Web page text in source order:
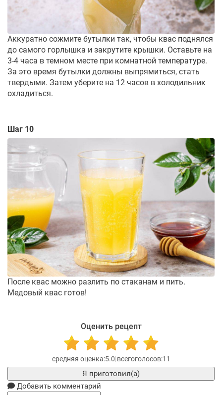
Аккуратно сожмите бутылки так, чтобы квас поднялся
до самого горлышка и закрутите крышки. Оставьте на
3-4 часа в темном месте при комнатной температуре.
За это время бутылки должны выпрямиться, стать
твердыми. Затем уберите на 12 часов в холодильник
охладиться.
Шаг 10
После квас можно разлить по стаканам и пить.
Медовый квас готов!
Оценить рецепт
5.0 11
Я приготовил(а)
Добавить комментарий